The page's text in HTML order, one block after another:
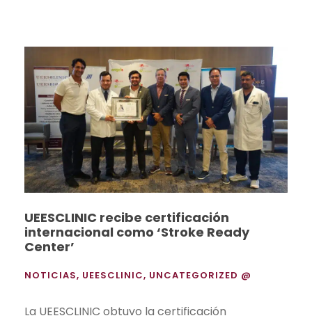
UEESCLINIC recibe certificación
internacional como ‘Stroke Ready
Center’
NOTICIAS, UEESCLINIC, UNCATEGORIZED @
La UEESCLINIC obtuvo la certificación